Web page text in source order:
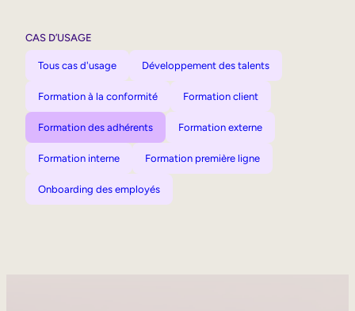
CAS D’USAGE
Tous cas d'usage Développement des talents
Formation à la conformité Formation client
Formation des adhérents Formation externe
Formation interne Formation première ligne
Onboarding des employés